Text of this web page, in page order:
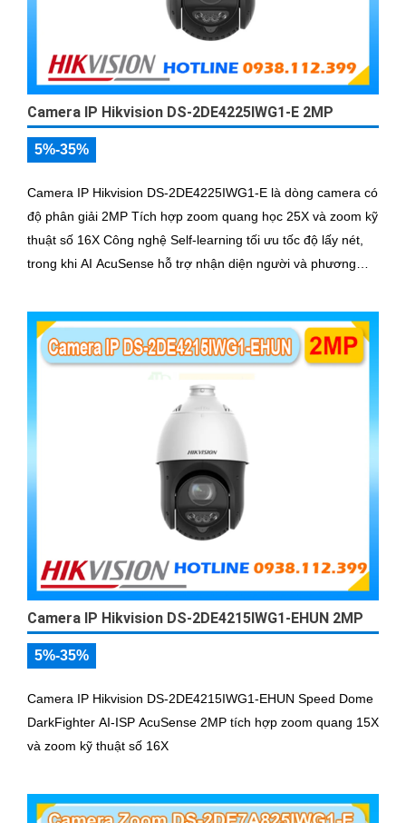
Camera IP Hikvision DS-2DE4225IWG1-E 2MP
5%-35%
Camera IP Hikvision DS-2DE4225IWG1-E là dòng camera có
độ phân giải 2MP Tích hợp zoom quang học 25X và zoom kỹ
thuật số 16X Công nghệ Self-learning tối ưu tốc độ lấy nét,
trong khi AI AcuSense hỗ trợ nhận diện người và phương
Camera IP Hikvision DS-2DE4215IWG1-EHUN 2MP
5%-35%
Camera IP Hikvision DS-2DE4215IWG1-EHUN Speed Dome
DarkFighter AI-ISP AcuSense 2MP tích hợp zoom quang 15X
và zoom kỹ thuật số 16X